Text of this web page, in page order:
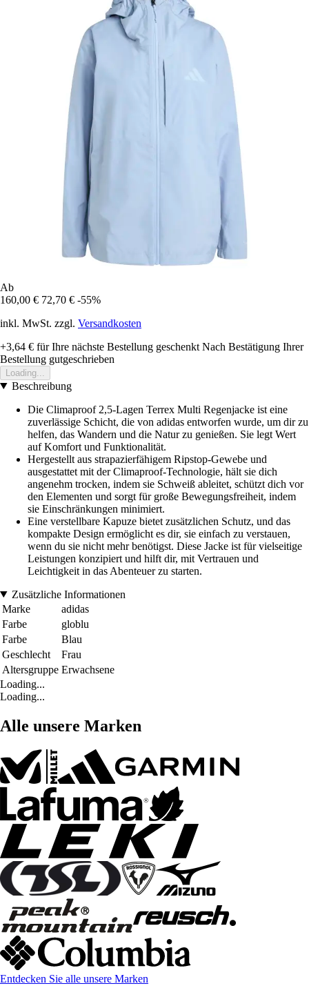
Ab
160,00 € 72,70 € -55%
inkl. MwSt. zzgl. Versandkosten
+3,64 € für Ihre nächste Bestellung geschenkt Nach Bestätigung Ihrer
Bestellung gutgeschrieben
Loading...
Beschreibung
Die Climaproof 2,5-Lagen Terrex Multi Regenjacke ist eine
zuverlässige Schicht, die von adidas entworfen wurde, um dir zu
helfen, das Wandern und die Natur zu genießen. Sie legt Wert
auf Komfort und Funktionalität.
Hergestellt aus strapazierfähigem Ripstop-Gewebe und
ausgestattet mit der Climaproof-Technologie, hält sie dich
angenehm trocken, indem sie Schweiß ableitet, schützt dich vor
den Elementen und sorgt für große Bewegungsfreiheit, indem
sie Einschränkungen minimiert.
Eine verstellbare Kapuze bietet zusätzlichen Schutz, und das
kompakte Design ermöglicht es dir, sie einfach zu verstauen,
wenn du sie nicht mehr benötigst. Diese Jacke ist für vielseitige
Leistungen konzipiert und hilft dir, mit Vertrauen und
Leichtigkeit in das Abenteuer zu starten.
Zusätzliche Informationen
Marke
adidas
Farbe
globlu
Farbe
Blau
Geschlecht
Frau
Altersgruppe Erwachsene
Loading...
Loading...
Alle unsere Marken
Entdecken Sie alle unsere Marken